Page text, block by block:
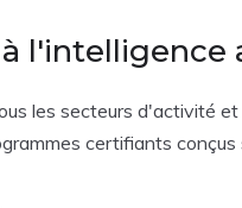
l'intelligence
les secteurs d'activité
certifiants